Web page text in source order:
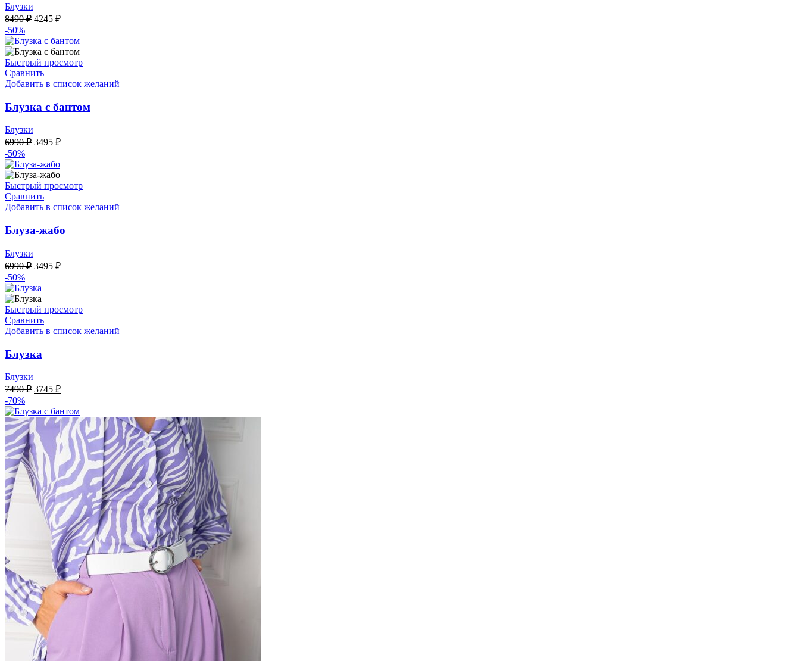
Блузки
8490₽ Первоначальная
составляла
8490 ₽.
4245 ₽Текущая
4245 ₽.
-50%
Быстрый просмотр
Сравнить
Добавить в список желаний
Блузка с бантом
Блузки
6990₽ Первоначальная
составляла
6990 ₽.
3495 ₽Текущая
-50%
Быстрый просмотр
Сравнить
Добавить в список желаний
Блуза-жабо
Блузки
6990₽ Первоначальная
составляла
6990 ₽.
3495 ₽Текущая
-50%
Быстрый просмотр
Сравнить
Добавить в список желаний
Блузка
Блузки
7490₽ Первоначальная
составляла
7490 ₽.
3745 ₽Текущая
3745 ₽.
-70%